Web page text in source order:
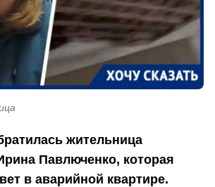
жительница
Павлюченко, которая
в аварийной квартире.